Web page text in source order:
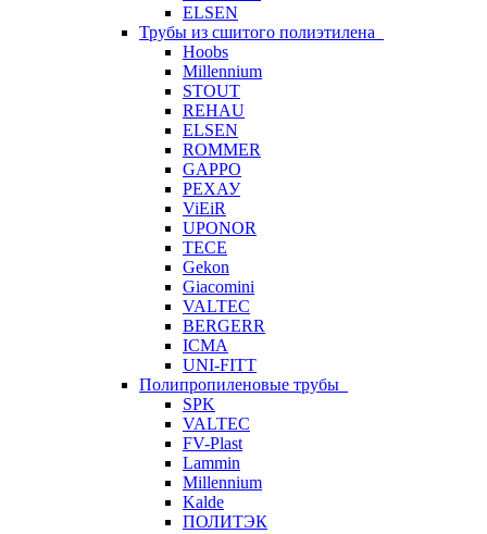
ELSEN
Трубы из сшитого полиэтилена
Hoobs
Millennium
STOUT
REHAU
ELSEN
ROMMER
GAPPO
РЕХАУ
ViEiR
UPONOR
TECE
Gekon
Giacomini
VALTEC
BERGERR
ICMA
UNI-FITT
Полипропиленовые трубы
SPK
VALTEC
FV-Plast
Lammin
Millennium
Kalde
ПОЛИТЭК